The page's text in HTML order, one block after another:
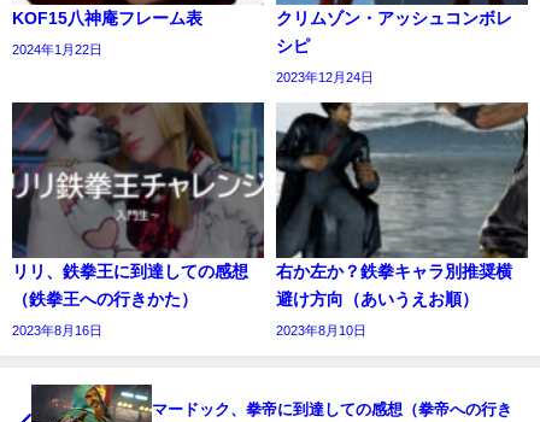
KOF15八神庵フレーム表
2024年1月22日
クリムゾン・アッシュコンボレ
シピ
2023年12月24日
リリ、鉄拳王に到達しての感想
（鉄拳王への行きかた）
2023年8月16日
右か左か？鉄拳キャラ別推奨横
避け方向（あいうえお順）
2023年8月10日
マードック、拳帝に到達しての感想（拳帝への行き